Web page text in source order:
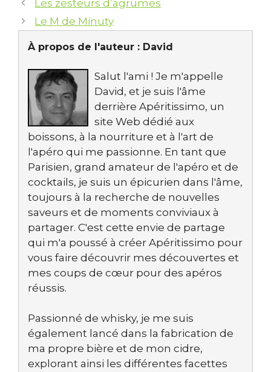
Les zesteurs d’agrumes
Le M de Minuty
À propos de l'auteur : David
Salut l'ami ! Je m'appelle
David, et je suis l'âme
derrière Apéritissimo, un
site Web dédié aux
boissons, à la nourriture et à l'art de
l'apéro qui me passionne. En tant que
Parisien, grand amateur de l'apéro et de
cocktails, je suis un épicurien dans l'âme,
toujours à la recherche de nouvelles
saveurs et de moments conviviaux à
partager. C'est cette envie de partage
qui m'a poussé à créer Apéritissimo pour
vous faire découvrir mes découvertes et
mes coups de cœur pour des apéros
réussis.
Passionné de whisky, je me suis
également lancé dans la fabrication de
ma propre bière et de mon cidre,
explorant ainsi les différentes facettes